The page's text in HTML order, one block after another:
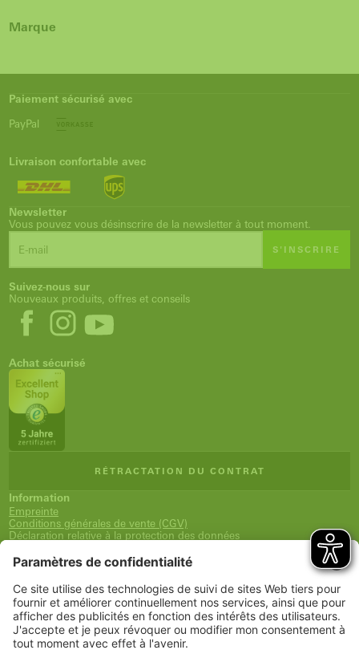
Marque
Paiement sécurisé avec
PayPal
Livraison confortable avec
Newsletter
Vous pouvez vous désinscrire de la newsletter à tout moment.
S'INSCRIRE
Suivez-nous sur
Nouveaux produits, offres et conseils
Achat sécurisé
RÉTRACTATION DU CONTRAT
Information
Empreinte
Conditions générales de vente (CGV)
Déclaration relative à la protection des données
Droit de rétractation
Déclaration d'accessibilité
Newsletter
Service
Panier
Liste de souhaits